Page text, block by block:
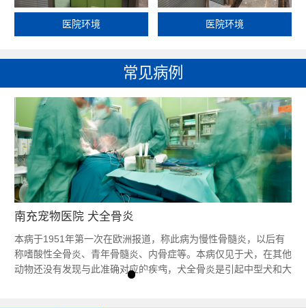
医院环境 医院环境
常见病例
南充宠物医院 犬全骨炎
本病于1951年第一次在欧洲报道，称此病为慢性骨髓炎，以后有
称嗜酸性全骨炎、青年骨髓炎、内骨症等。本病仅见于犬，在其他
动物还没有发现与此准确对应的疾病，犬全骨炎是引起中型犬和大